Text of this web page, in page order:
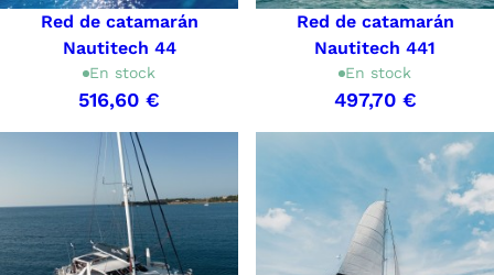
Red de catamarán
Nautitech 44
En stock
516,60 €
Red de catamarán
Nautitech 441
En stock
497,70 €